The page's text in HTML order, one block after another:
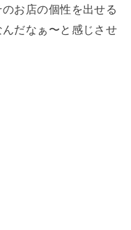
お店の個性を出せる
だなぁ〜と感じさせ